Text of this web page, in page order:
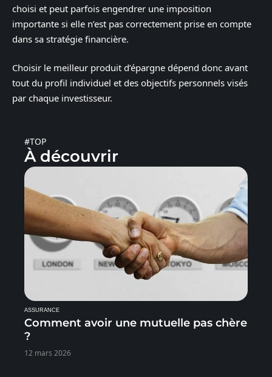
choisi et peut parfois engendrer une imposition
importante si elle n’est pas correctement prise en compte
dans sa stratégie financière.
Choisir le meilleur produit d’épargne dépend donc avant
tout du profil individuel et des objectifs personnels visés
par chaque investisseur.
#TOP
À découvrir
ASSURANCE
Comment avoir une mutuelle pas chère
?
12 mars 2026